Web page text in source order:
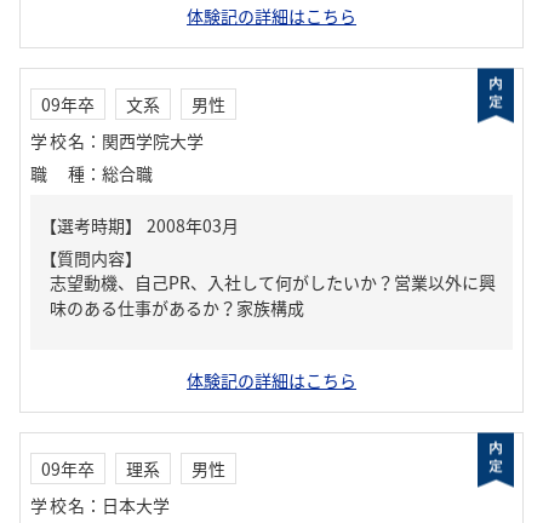
体験記の詳細はこちら
09年卒 文系
男性
学校名 ： 関西学院大学
職種 ： 総合職
【質問内容】
志望動機、自己PR、入社して何がしたいか？営業以外に興
味のある仕事があるか？家族構成
体験記の詳細はこちら
09年卒 理系
男性
学校名 ： 日本大学